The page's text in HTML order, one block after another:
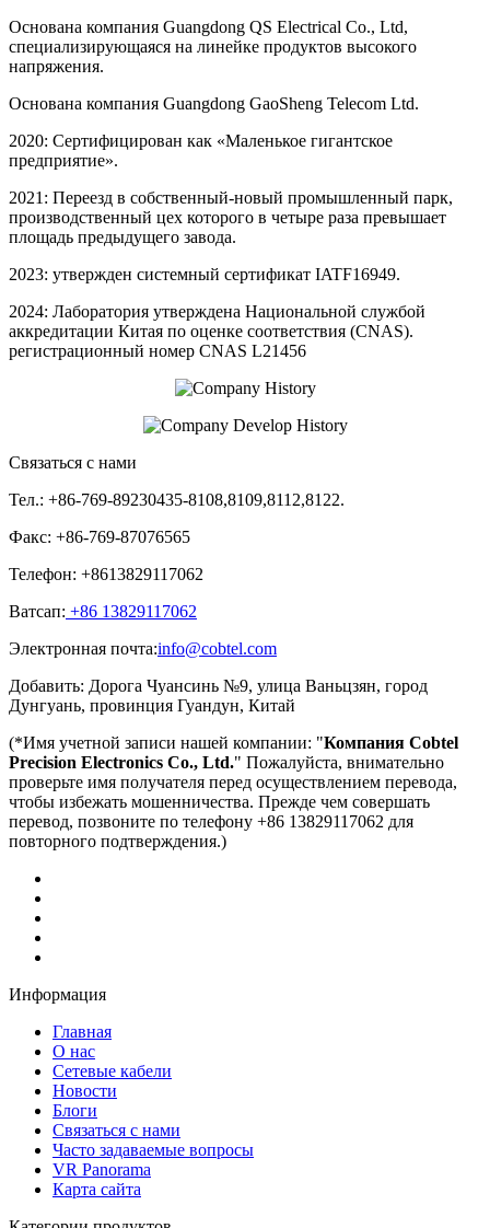
Основана компания Guangdong QS Electrical Co., Ltd,
специализирующаяся на линейке продуктов высокого
напряжения.
Основана компания Guangdong GaoSheng Telecom Ltd.
2020: Сертифицирован как «Маленькое гигантское
предприятие».
2021: Переезд в собственный-новый промышленный парк,
производственный цех которого в четыре раза превышает
площадь предыдущего завода.
2023: утвержден системный сертификат IATF16949.
2024: Лаборатория утверждена Национальной службой
аккредитации Китая по оценке соответствия (CNAS).
регистрационный номер CNAS L21456
Связаться с нами
Тел.: +86-769-89230435-8108,8109,8112,8122.
Факс: +86-769-87076565
Телефон: +8613829117062
Ватсап: +86 13829117062
Электронная почта:info@cobtel.com
Добавить: Дорога Чуансинь №9, улица Ваньцзян, город
Дунгуань, провинция Гуандун, Китай
(*Имя учетной записи нашей компании: "Компания Cobtel
Precision Electronics Co., Ltd." Пожалуйста, внимательно
проверьте имя получателя перед осуществлением перевода,
чтобы избежать мошенничества. Прежде чем совершать
перевод, позвоните по телефону +86 13829117062 для
повторного подтверждения.)
Информация
Главная
О нас
Сетевые кабели
Новости
Блоги
Связаться с нами
Часто задаваемые вопросы
VR Panorama
Карта сайта